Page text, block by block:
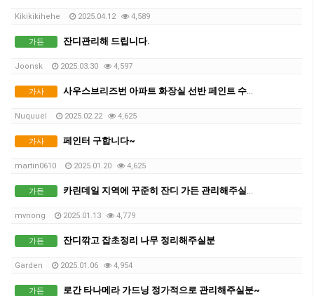
Kikikikihehe 2025.04.12 4,589
가든 잔디관리해 드립니다.
Joonsk 2025.03.30 4,597
가사 사우스브리즈번 아파트 화장실 선반 페인트 수리해주실 분
Nuquuel 2025.02.22 4,625
가사 페인터 구합니다~
martin0610 2025.01.20 4,625
가든 카린데일 지역에 꾸준히 잔디 가든 관리해주실분 구합니다.
mvnong 2025.01.13 4,779
가든 잔디깎고 잡초정리 나무 정리해주실분
Garden 2025.01.06 4,954
가든 로간 타나메라 가드닝 정가적으로 관리해주실분~